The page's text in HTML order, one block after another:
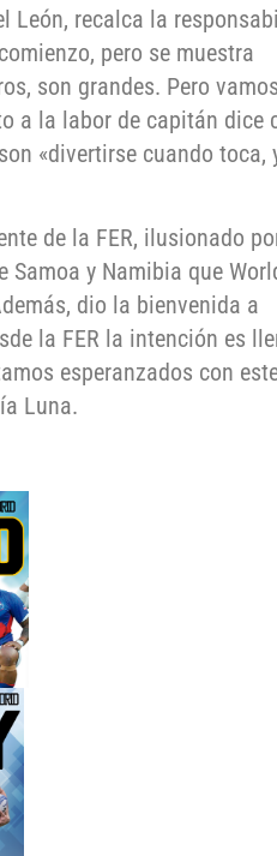
León, recalca la
pero se muestra
son grandes. Pero
a la labor de capitán dice
«divertirse cuando toca,
de la FER, ilusionado
Samoa y Namibia que
dio la bienvenida a
la FER la intención es
esperanzados con
Luna.